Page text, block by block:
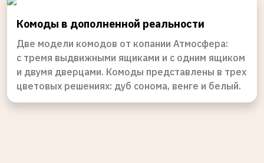
Комоды в дополненной реальности
Две модели комодов от копании Атмосфера:
с тремя выдвижными ящиками и с одним ящиком
и двумя дверцами. Комоды представлены в трех
цветовых решениях: дуб сонома, венге и белый.